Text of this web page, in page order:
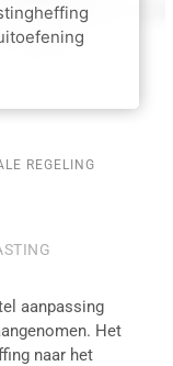
REGELING
aanpassing
Het
naar het